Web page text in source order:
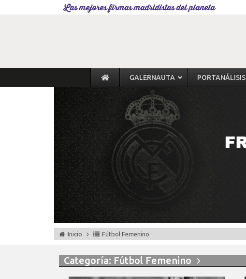
Las mejores firmas madridistas del planeta
GALERNAUTA PORTANÁLISIS
Inicio Fútbol Femenino
Categoría: Fútbol Femenino